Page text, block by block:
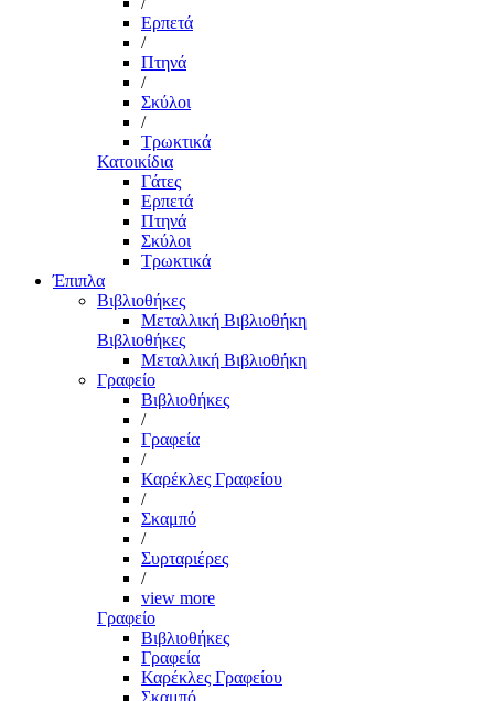
Ερπετά
/
Πτηνά
/
Σκύλοι
/
Τρωκτικά
Κατοικίδια
Γάτες
Ερπετά
Πτηνά
Σκύλοι
Τρωκτικά
Έπιπλα
Βιβλιοθήκες
Μεταλλική Βιβλιοθήκη
Βιβλιοθήκες
Μεταλλική Βιβλιοθήκη
Γραφείο
Βιβλιοθήκες
/
Γραφεία
/
Καρέκλες Γραφείου
/
Σκαμπό
/
Συρταριέρες
/
view more
Γραφείο
Βιβλιοθήκες
Γραφεία
Καρέκλες Γραφείου
Σκαμπό